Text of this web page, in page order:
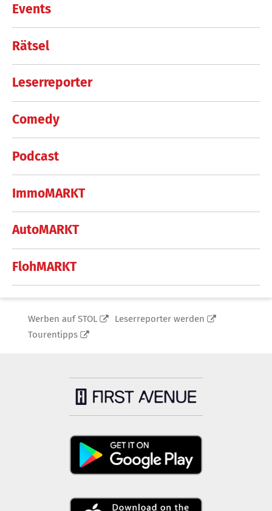
Events
Rätsel
Leserreporter
Comedy
Podcast
ImmoMARKT
AutoMARKT
FlohMARKT
Werben auf STOL
Leserreporter werden
Tourentipps